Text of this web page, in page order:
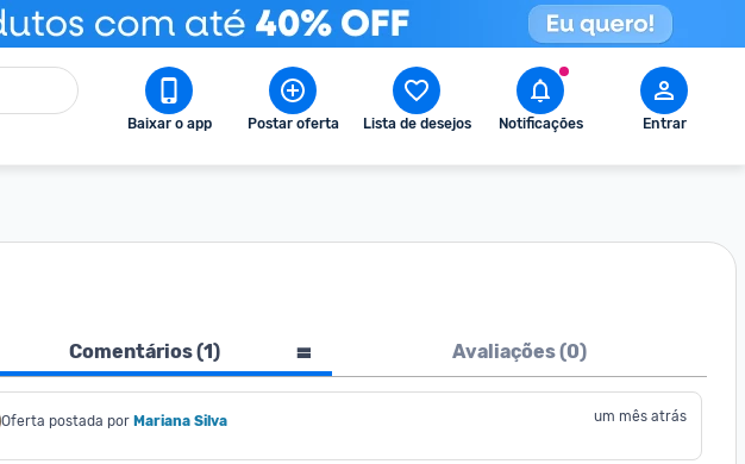
Baixar o app Postar oferta Lista de desejos Notificações Entrar
Comentários (1) Avaliações (0)
Oferta postada por Mariana Silva um mês atrás